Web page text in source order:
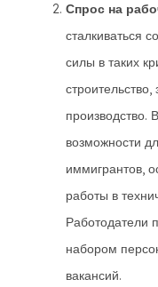
Спрос на
сталкиваться
силы в таких
производство.
возможности
иммигрантов,
работы в
Работодатели
набором
вакансий.